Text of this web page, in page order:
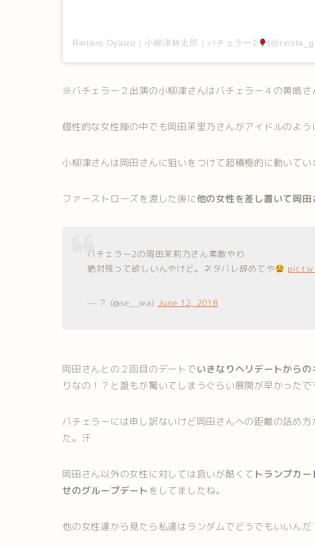
Rintaro Oyaizu｜小柳津林太郎｜バチェラー2
※バチェラー２出演の小柳津さんはバチェラー４の黄皓さ
個性的な女性陣の中でも岡田茉里乃さんがアイドルのよう
小柳津さんは岡田さんに狙いをつけて超積極的に動いてい
ファーストローズを渡した後に他の女性を差し置いて岡
バチェラー2の岡田茉莉乃さん素敵やわ
絶対残って欲しいんやけど。ネタバレ辞めてや
— ？ (@se__wa) June 12, 2018
岡田さんとの２回目のデートでいきなりヘリデートからの
りなの！？と誰もが驚いてしまうぐらい展開が早かったで
バチェラーには申し訳ないけど岡田さんへの距離の詰め
た。汗
岡田さん以外の女性に対しては扱いが酷くて トランプカ
せのグループデート をしてましたね。
他の女性達から見たら私達はランダムでどうでもいいんだ